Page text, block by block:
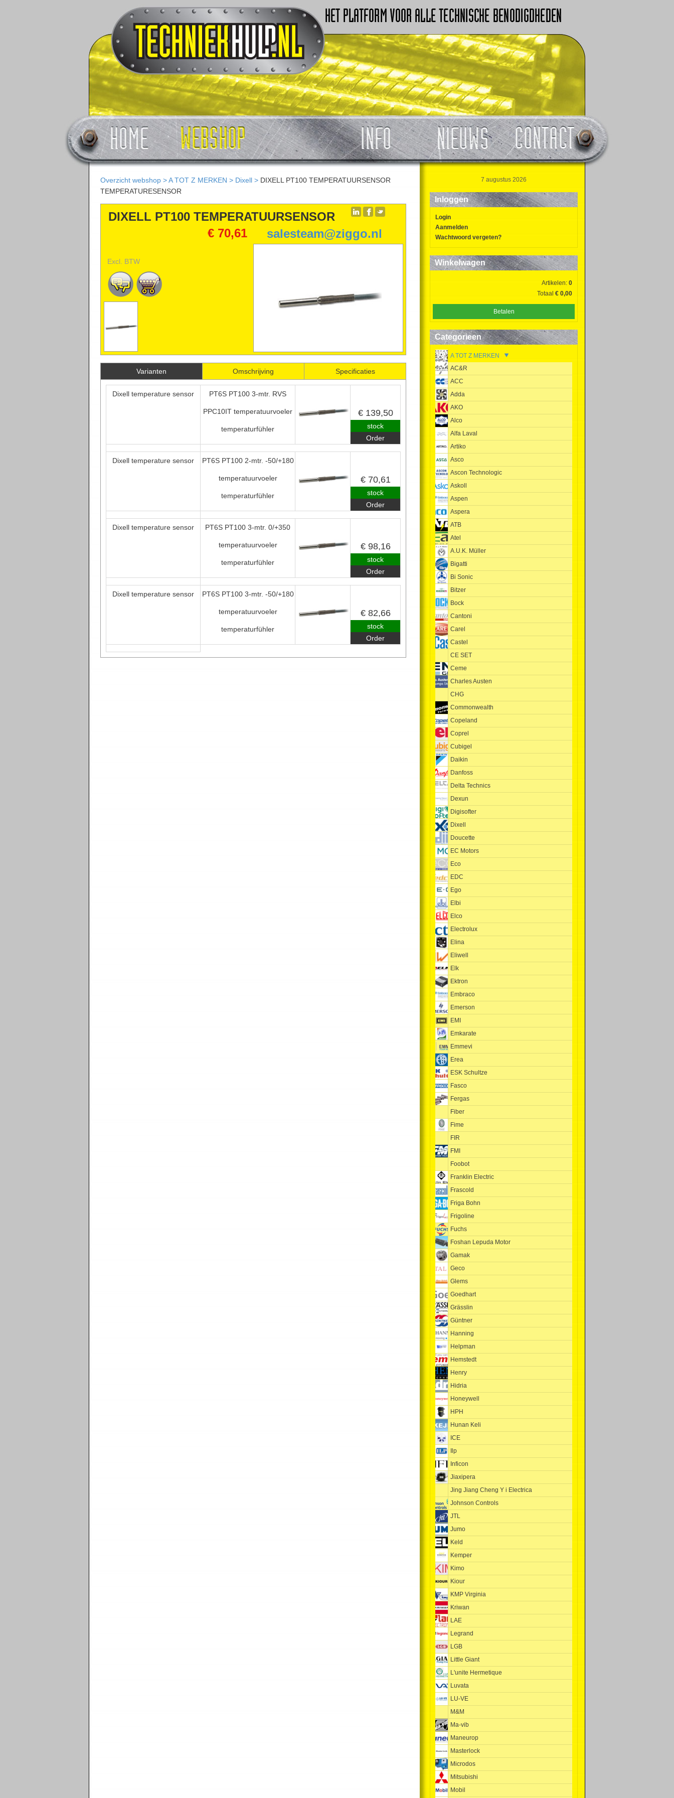
Overzicht webshop >A TOT Z MERKEN > Dixell > DIXELL PT100 TEMPERATUURSENSOR
TEMPERATURESENSOR
DIXELL PT100 TEMPERATUURSENSOR
TEMPERATURESENSOR
€ 70,61
Excl. BTW
salesteam@ziggo.nl
temperaturfühler
Varianten Omschrijving Specificaties
Dixell temperature sensor PT6S PT100 3-mtr. RVS
PPC10IT temperatuurvoeler
temperaturfühler
€ 139,50
stock
Order
Dixell temperature sensor PT6S PT100 2-mtr. -50/+180
temperatuurvoeler
temperaturfühler
€ 70,61
stock
Order
Dixell temperature sensor PT6S PT100 3-mtr. 0/+350
temperatuurvoeler
temperaturfühler
€ 98,16
stock
Order
Dixell temperature sensor PT6S PT100 3-mtr. -50/+180
temperatuurvoeler
temperaturfühler
€ 82,66
stock
Order
7 augustus 2026
Inloggen
Login
Aanmelden
Wachtwoord vergeten?
Winkelwagen
Artikelen: 0
Totaal € 0,00
Betalen
Categorieen
A TOT Z MERKEN
AC&R
ACC
Adda
AKO
Alco
Alfa Laval
Artiko
Asco
Ascon Technologic
Askoll
Aspen
Aspera
ATB
Atel
A.U.K. Müller
Bigatti
Bi Sonic
Bitzer
Bock
Cantoni
Carel
Castel
CE SET
Ceme
Charles Austen
CHG
Commonwealth
Copeland
Coprel
Cubigel
Daikin
Danfoss
Delta Technics
Dexun
Digisofter
Dixell
Doucette
EC Motors
Eco
EDC
Ego
Elbi
Elco
Electrolux
Elina
Eliwell
Elk
Ektron
Embraco
Emerson
EMI
Emkarate
Emmevi
Erea
ESK Schultze
Fasco
Fergas
Fiber
Fime
FIR
FMI
Foobot
Franklin Electric
Frascold
Friga Bohn
Frigoline
Fuchs
Foshan Lepuda Motor
Gamak
Geco
Glems
Goedhart
Grässlin
Güntner
Hanning
Helpman
Hemstedt
Henry
Hidria
Honeywell
HPH
Hunan Keli
ICE
Ilp
Inficon
Jiaxipera
Jing Jiang Cheng Y i Electrica
Johnson Controls
JTL
Jumo
Keld
Kemper
Kimo
Kiour
KMP Virginia
Kriwan
LAE
Legrand
LGB
Little Giant
L'unite Hermetique
Luvata
LU-VE
M&M
Ma-vib
Maneurop
Masterlock
Microdos
Mitsubishi
Mobil